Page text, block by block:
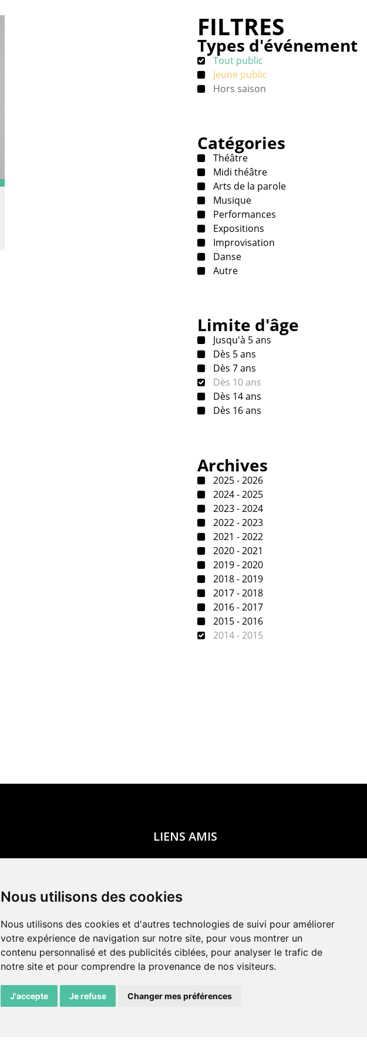
Nous utilisons des cookies
Nous utilisons des cookies et d'autres technologies de suivi pour améliorer
votre expérience de navigation sur notre site, pour vous montrer un
contenu personnalisé et des publicités ciblées, pour analyser le trafic de
notre site et pour comprendre la provenance de nos visiteurs.
J'accepte Je refuse Changer mes préférences
FILTRES
Types d'événement
Tout public
Jeune public
Hors saison
Catégories
Théâtre
Midi théâtre
Arts de la parole
Musique
Performances
Expositions
Improvisation
Danse
Autre
Limite d'âge
Jusqu'à 5 ans
Dès 5 ans
Dès 7 ans
Dès 10 ans
Dès 14 ans
Dès 16 ans
Archives
2025 - 2026
2024 - 2025
2023 - 2024
2022 - 2023
2021 - 2022
2020 - 2021
2019 - 2020
2018 - 2019
2017 - 2018
2016 - 2017
2015 - 2016
2014 - 2015
LIENS AMIS